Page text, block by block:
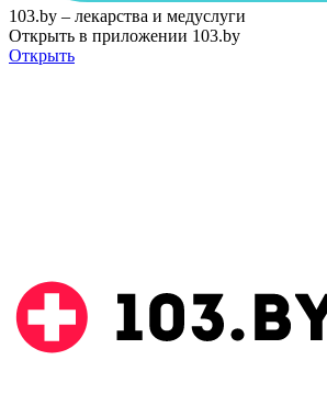
103.by – лекарства и медуслуги
Открыть в приложении 103.by
Открыть